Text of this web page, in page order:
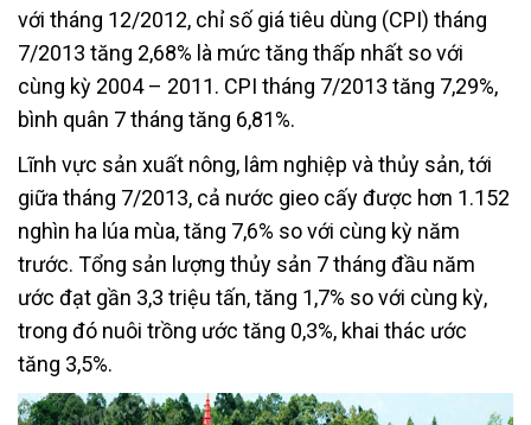
với tháng 12/2012, chỉ số giá tiêu dùng (CPI) tháng
7/2013 tăng 2,68% là mức tăng thấp nhất so với
cùng kỳ 2004 – 2011. CPI tháng 7/2013 tăng 7,29%,
bình quân 7 tháng tăng 6,81%.
Lĩnh vực sản xuất nông, lâm nghiệp và thủy sản, tới
giữa tháng 7/2013, cả nước gieo cấy được hơn 1.152
nghìn ha lúa mùa, tăng 7,6% so với cùng kỳ năm
trước. Tổng sản lượng thủy sản 7 tháng đầu năm
ước đạt gần 3,3 triệu tấn, tăng 1,7% so với cùng kỳ,
trong đó nuôi trồng ước tăng 0,3%, khai thác ước
tăng 3,5%.